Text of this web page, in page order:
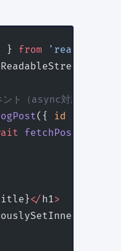
} from 'react'
}
ト（async対応）
({ id
fetchPost
</ h1>